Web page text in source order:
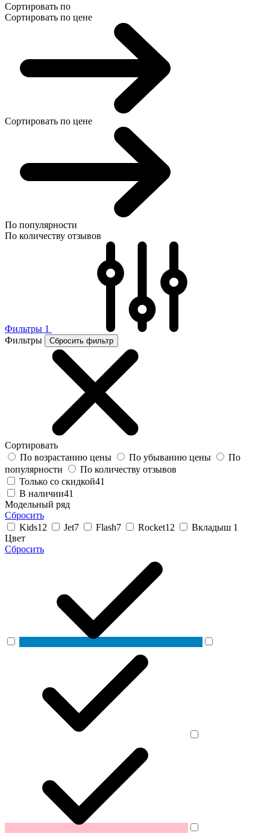
Сортировать по
Сортировать по цене
Сортировать по цене
По популярности
По количеству отзывов
Фильтры 1
Фильтры
Сбросить фильтр
Сортировать
По возрастанию цены
По убыванию цены
По
популярности
По количеству отзывов
Только со скидкой41
В наличии41
Модельный ряд
Сбросить
Kids12 Jet7 Flash7 Rocket12 Вкладыш 1
Цвет
Сбросить